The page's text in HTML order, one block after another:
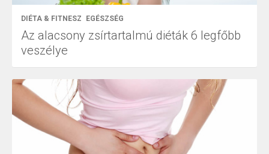
DIÉTA & FITNESZ EGÉSZSÉG
Az alacsony zsírtartalmú diéták 6 legfőbb
veszélye